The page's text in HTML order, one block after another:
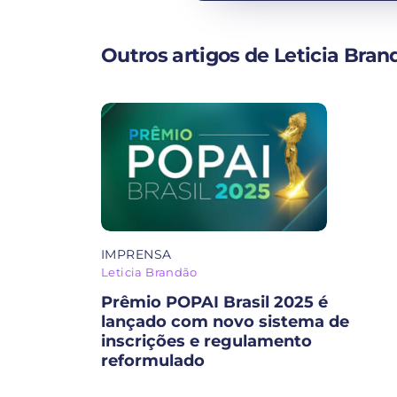
Outros artigos de Leticia
IMPRENSA
Leticia Brandão
Prêmio POPAI Brasil 2025 é
lançado com novo sistema de
inscrições e regulamento
reformulado